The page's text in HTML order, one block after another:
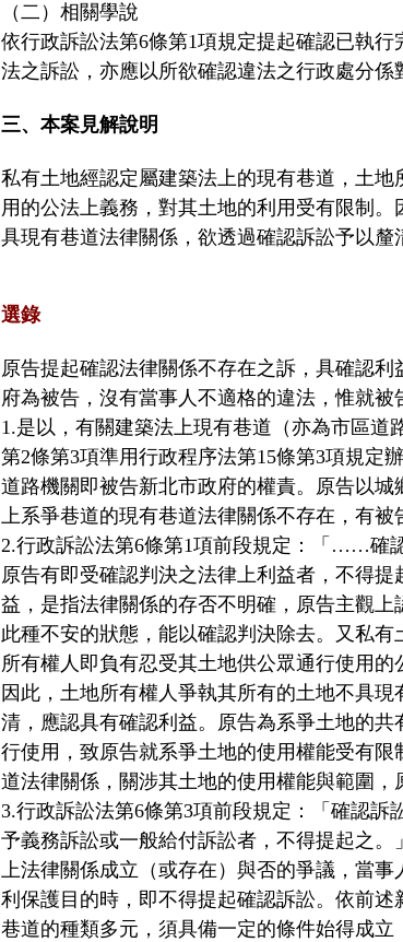
（二）相關學說
依行政訴訟法第6條第1項規定提起確認已執
法之訴訟，亦應以所欲確認違法之行政處分係
三、本案見解說明
私有土地經認定屬建築法上的現有巷道，土
用的公法上義務，對其土地的利用受有限制
具現有巷道法律關係，欲透過確認訴訟予以釐
選錄
原告提起確認法律關係不存在之訴，具確認
府為被告，沒有當事人不適格的違法，惟就被
1.是以，有關建築法上現有巷道（亦為市區道
第2條第3項準用行政程序法第15條第3項規定
道路機關即被告新北市政府的權責。原告以
上系爭巷道的現有巷道法律關係不存在，有被
2.行政訴訟法第6條第1項前段規定：「……確
原告有即受確認判決之法律上利益者，不得
益，是指法律關係的存否不明確，原告主觀
此種不安的狀態，能以確認判決除去。又私
所有權人即負有忍受其土地供公眾通行使用的
因此，土地所有權人爭執其所有的土地不具
清，應認具有確認利益。原告為系爭土地的
行使用，致原告就系爭土地的使用權能受有
道法律關係，關涉其土地的使用權能與範圍，
3.行政訴訟法第6條第3項前段規定：「確認
予義務訴訟或一般給付訴訟者，不得提起之
上法律關係成立（或存在）與否的爭議，當
利保護目的時，即不得提起確認訴訟。依前
巷道的種類多元，須具備一定的條件始得成